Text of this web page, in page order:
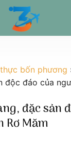
bốn phương
độc đáo của
đặc sản
Rơ Măm